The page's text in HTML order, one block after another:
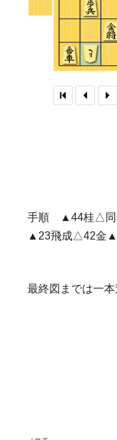
手順 ▲44桂△同
▲23飛成△42金▲
最終図までは一本